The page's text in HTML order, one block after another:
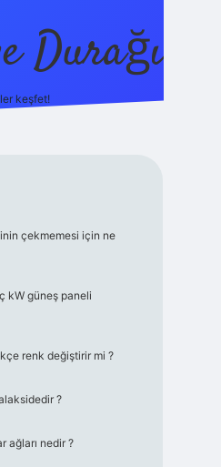
Durağı
keşfet!
çekmemesi için ne
kW güneş paneli
renk değiştirir mi ?
?
ağları nedir ?